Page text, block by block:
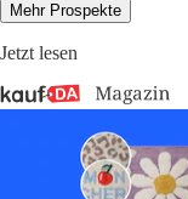
Mehr Prospekte
Jetzt lesen